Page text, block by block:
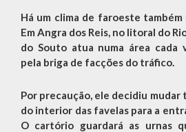
Há um clima de faroeste
Em Angra dos Reis, no litoral do
do Souto atua numa área cada
pela briga de facções do tráfico.
Por precaução, ele decidiu mudar
do interior das favelas para a
O cartório guardará as urnas